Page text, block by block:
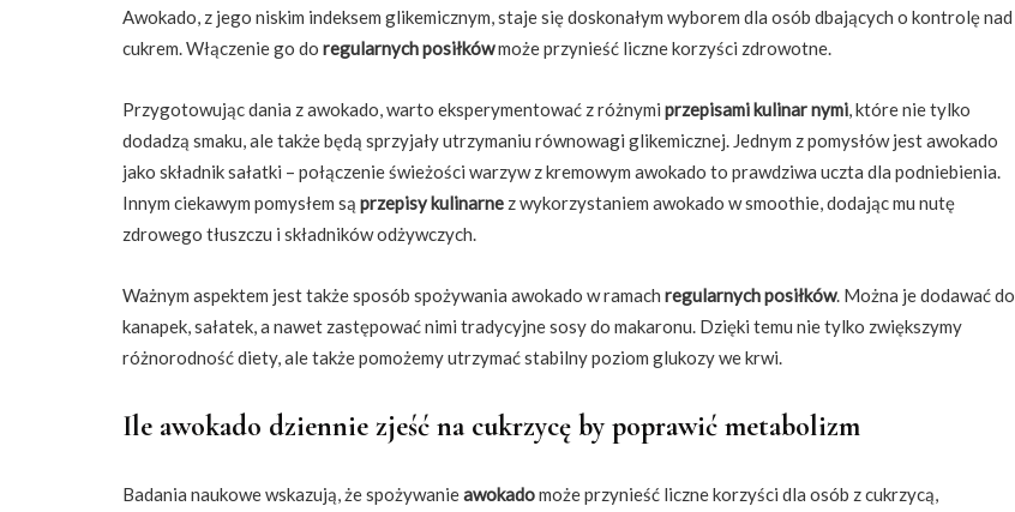
Awokado, z jego niskim indeksem glikemicznym, staje się doskonałym wyborem dla osób dbających o kontrolę nad
cukrem. Włączenie go do regularnych posiłkówmoże przynieść liczne korzyści zdrowotne.
Przygotowując dania z awokado, warto eksperymentować z różnymi przepisami kulinar nymi, które nie tylko
dodadzą smaku, ale także będą sprzyjały utrzymaniu równowagi glikemicznej. Jednym z pomysłów jest awokado
jako składnik sałatki – połączenie świeżości warzyw z kremowym awokado to prawdziwa uczta dla podniebienia.
Innym ciekawym pomysłem są przepisy kulinarne z wykorzystaniem awokado w smoothie, dodając mu nutę
zdrowego tłuszczu i składników odżywczych.
Ważnym aspektem jest także sposób spożywania awokado w ramach regularnych posiłków. Można je dodawać do
kanapek, sałatek, a nawet zastępować nimi tradycyjne sosy do makaronu. Dzięki temu nie tylko zwiększymy
różnorodność diety, ale także pomożemy utrzymać stabilny poziom glukozy we krwi.
Ile awokado dziennie zjeść na cukrzycę by poprawić metabolizm
Badania naukowe wskazują, że spożywanieawokadomoże przynieść liczne korzyści dla osób z cukrzycą,